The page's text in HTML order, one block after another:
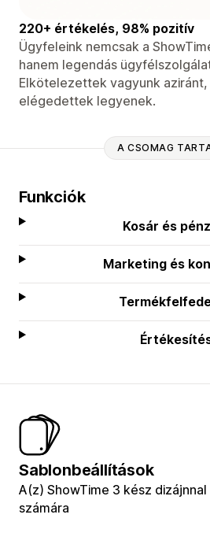
220+ értékelés, 98% pozitív
Ügyfeleink nemcsak a
hanem legendás
Elkötelezettek vagyunk
elégedettek legyenek.
A CSOMAG
Funkciók
Kosár és
Marketing és
Sablonbeállítások
A(z) ShowTime 3 kész
számára